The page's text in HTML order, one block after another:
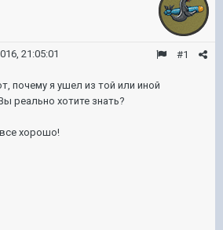
#1
21:05:01
почему я ушел из той или иной
реально хотите знать?
все хорошо!